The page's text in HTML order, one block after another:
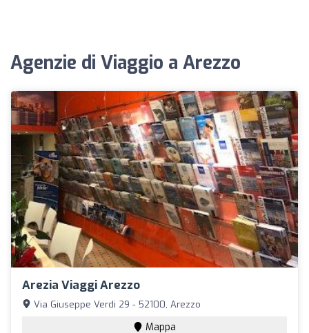
Agenzie di Viaggio a Arezzo
Arezia Viaggi Arezzo
Via Giuseppe Verdi 29 - 52100, Arezzo
Mappa